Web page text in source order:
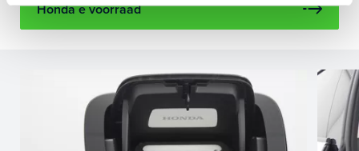
Honda e voorraad